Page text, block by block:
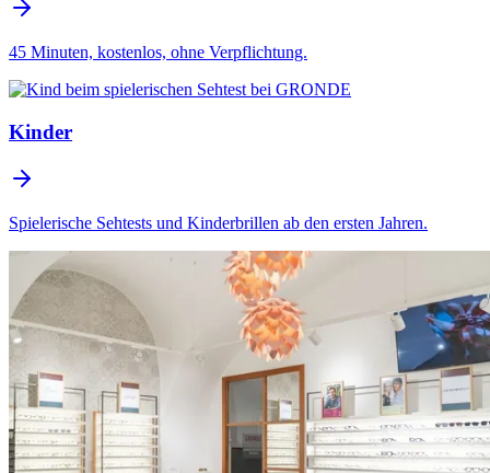
45 Minuten, kostenlos, ohne Verpflichtung.
Kinder
Spielerische Sehtests und Kinderbrillen ab den ersten Jahren.